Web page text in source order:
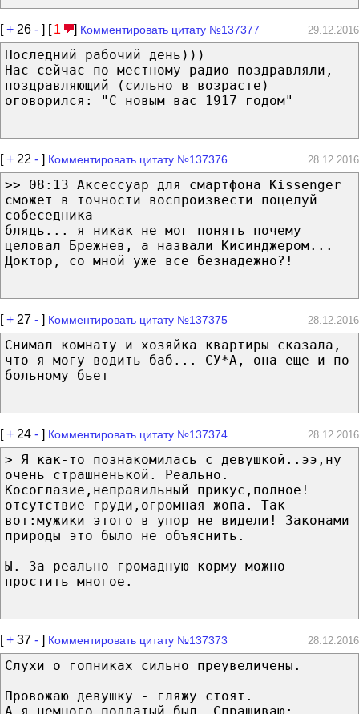
[+ 26 - ] [ 1 ] Комментировать цитату №137377 29.12.2016
Последний рабочий день)))
Нас сейчас по местному радио поздравляли,
поздравляющий (сильно в возрасте)
оговорился: "С новым вас 1917 годом"
[+ 22 - ] Комментировать цитату №137376 28.12.2016
>> 08:13 Аксессуар для смартфона Kissenger
сможет в точности воспроизвести поцелуй
собеседника
блядь... я никак не мог понять почему
целовал Брежнев, а назвали Кисинджером...
Доктор, со мной уже все безнадежно?!
[+ 27 - ] Комментировать цитату №137375 28.12.2016
Снимал комнату и хозяйка квартиры сказала,
что я могу водить баб... СУ*А, она еще и по
больному бьет
[+ 24 - ] Комментировать цитату №137374 28.12.2016
> Я как-то познакомилась с девушкой..ээ,ну
очень страшненькой. Реально.
Косоглазие,неправильный прикус,полное!
отсутствие груди,огромная жопа. Так
вот:мужики этого в упор не видели! Законами
природы это было не объяснить.
Ы. За реально громадную корму можно
простить многое.
[+ 37 - ] Комментировать цитату №137373 28.12.2016
Слухи о гопниках сильно преувеличены.
Провожаю девушку - гляжу стоят.
А я немного поддатый был. Спрашиваю: